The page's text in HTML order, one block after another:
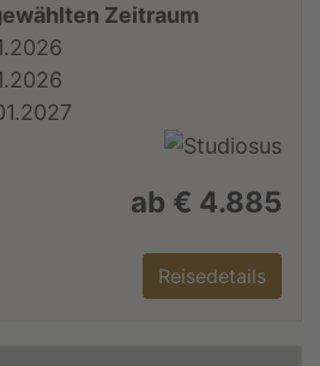
Zeitraum
ab € 4.885
Reisedetails